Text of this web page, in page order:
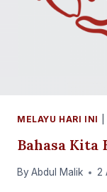
MELAYU HARI INI
Bahasa Kita
By Abdul Malik 2